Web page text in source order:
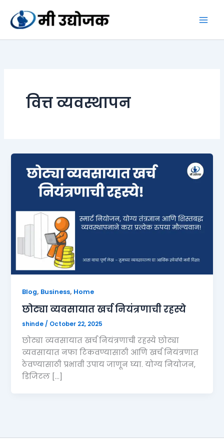
content
वित्त व्यवस्थापन
Blog, Business, Home
छोट्या व्यवसायात खर्च नियंत्रणाची रहस्ये
shinde/ October 22, 2025
छोट्या व्यवसायात खर्च नियंत्रणाची रहस्ये छोट्या
व्यवसायात नफा टिकवण्यासाठी आणि खर्च नियंत्रणात
ठेवण्यासाठी प्रभावी उपाय जाणून घ्या. योग्य नियोजन,
डिजिटल […]